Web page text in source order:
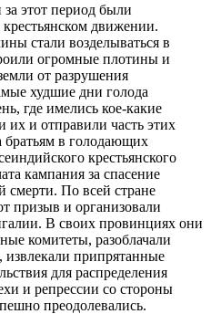
этот период были
движении.
стали возделываться в
огромные плотины и
от разрушения
худшие дни голода
где имелись кое-какие
их и отправили часть этих
братьям в голодающих
крестьянского
кампания за спасение
смерти. По всей стране
призыв и организовали
В своих провинциях они
комитеты, разоблачали
извлекали припрятанные
для распределения
и репрессии со стороны
преодолевались.